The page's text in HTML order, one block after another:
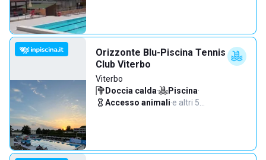
Orizzonte Blu-Piscina Tennis
Club Viterbo
Viterbo
Doccia calda· Piscina·
Accesso animali·e altri 5…